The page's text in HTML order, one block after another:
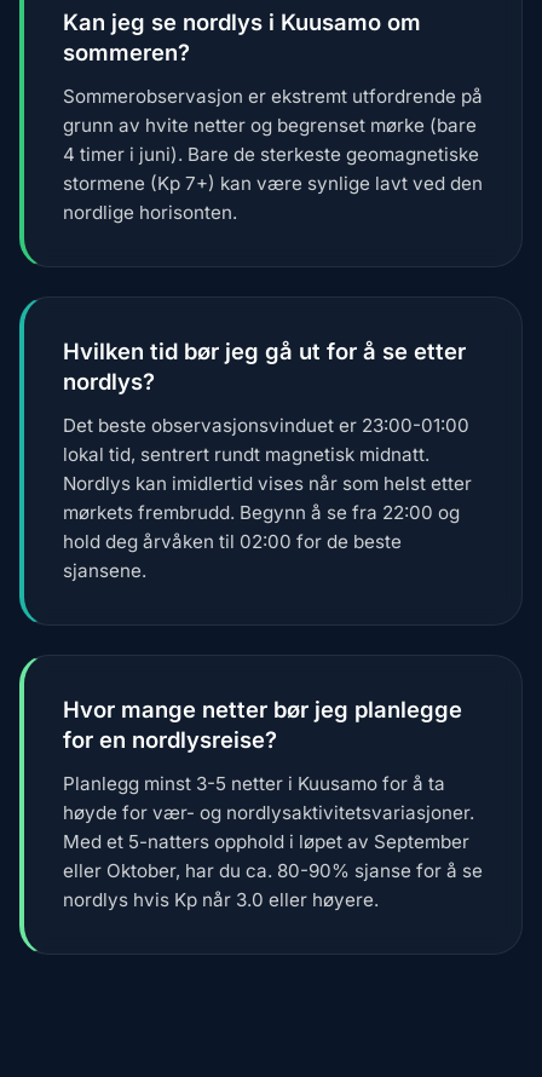
Kan jeg se nordlys i Kuusamo om
sommeren?
Sommerobservasjon er ekstremt utfordrende på
grunn av hvite netter og begrenset mørke (bare
4 timer i juni). Bare de sterkeste geomagnetiske
stormene (Kp 7+) kan være synlige lavt ved den
nordlige horisonten.
Hvilken tid bør jeg gå ut for å se etter
nordlys?
Det beste observasjonsvinduet er 23:00-01:00
lokal tid, sentrert rundt magnetisk midnatt.
Nordlys kan imidlertid vises når som helst etter
mørkets frembrudd. Begynn å se fra 22:00 og
hold deg årvåken til 02:00 for de beste
sjansene.
Hvor mange netter bør jeg planlegge
for en nordlysreise?
Planlegg minst 3-5 netter i Kuusamo for å ta
høyde for vær- og nordlysaktivitetsvariasjoner.
Med et 5-natters opphold i løpet av September
eller Oktober, har du ca. 80-90% sjanse for å se
nordlys hvis Kp når 3.0 eller høyere.